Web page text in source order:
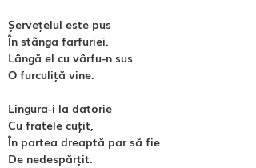
Șervețelul este pus
În stânga farfuriei.
Lângă el cu vârfu-n sus
O furculiță vine.
Lingura-i la datorie
Cu fratele cuțit,
În partea dreaptă par să fie
De nedespărțit.